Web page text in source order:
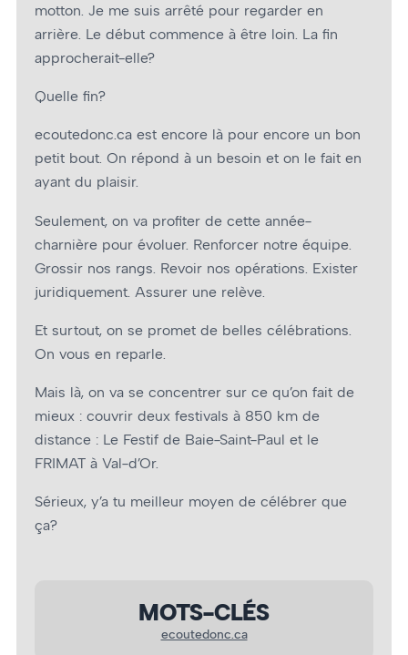
motton. Je me suis arrêté pour regarder en
arrière. Le début commence à être loin. La fin
approcherait-elle?
Quelle fin?
ecoutedonc.ca est encore là pour encore un bon
petit bout. On répond à un besoin et on le fait en
ayant du plaisir.
Seulement, on va profiter de cette année-
charnière pour évoluer. Renforcer notre équipe.
Grossir nos rangs. Revoir nos opérations. Exister
juridiquement. Assurer une relève.
Et surtout, on se promet de belles célébrations.
On vous en reparle.
Mais là, on va se concentrer sur ce qu’on fait de
mieux : couvrir deux festivals à 850 km de
distance : Le Festif de Baie-Saint-Paul et le
FRIMAT à Val-d’Or.
Sérieux, y’a tu meilleur moyen de célébrer que
ça?
MOTS-CLÉS
ecoutedonc.ca